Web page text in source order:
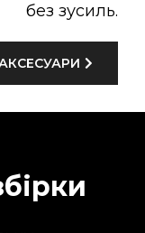
без зусиль.